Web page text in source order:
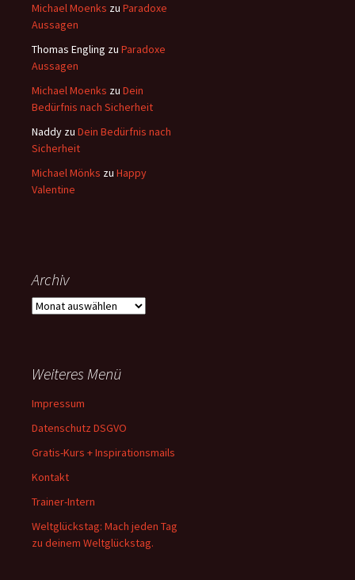
Michael Moenks zu Paradoxe
Aussagen
Thomas Engling zu Paradoxe
Aussagen
Michael Moenks zu Dein
Bedürfnis nach Sicherheit
Naddy zu Dein Bedürfnis nach
Sicherheit
Michael Mönks zu Happy
Valentine
Archiv
Archiv
Weiteres Menü
Impressum
Datenschutz DSGVO
Gratis-Kurs + Inspirationsmails
Kontakt
Trainer-Intern
Weltglückstag: Mach jeden Tag
zu deinem Weltglückstag.